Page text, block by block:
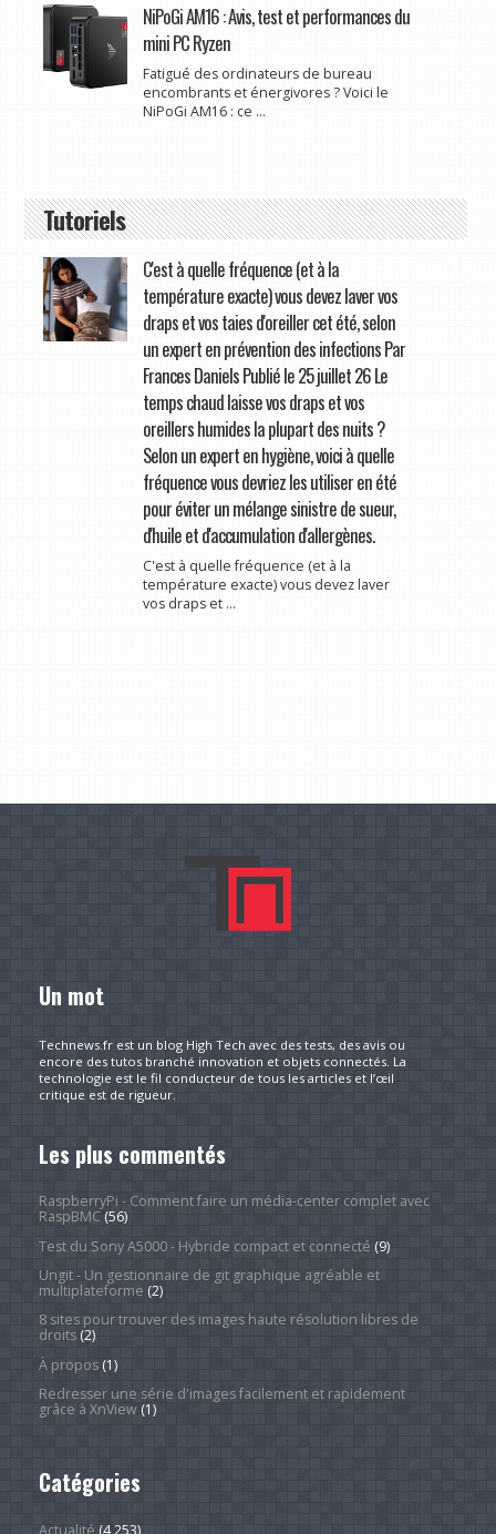
NiPoGi AM16 : Avis, test et performances du
mini PC Ryzen
Fatigué des ordinateurs de bureau
encombrants et énergivores ? Voici le
NiPoGi AM16 : ce ...
Tutoriels
C'est à quelle fréquence (et à la
température exacte) vous devez laver vos
draps et vos taies d'oreiller cet été, selon
un expert en prévention des infections Par
Frances Daniels Publié le 25 juillet 26 Le
temps chaud laisse vos draps et vos
oreillers humides la plupart des nuits ?
Selon un expert en hygiène, voici à quelle
fréquence vous devriez les utiliser en été
pour éviter un mélange sinistre de sueur,
d'huile et d'accumulation d'allergènes.
C'est à quelle fréquence (et à la
température exacte) vous devez laver
vos draps et ...
Un mot
Technews.fr est un blog High Tech avec des tests, des avis ou
encore des tutos branché innovation et objets connectés. La
technologie est le fil conducteur de tous les articles et l’œil
critique est de rigueur.
Les plus commentés
RaspberryPi - Comment faire un média-center complet avec
RaspBMC(56)
Test du Sony A5000 - Hybride compact et connecté (9)
Ungit - Un gestionnaire de git graphique agréable et
multiplateforme (2)
8 sites pour trouver des images haute résolution libres de
droits(2)
À propos(1)
Redresser une série d'images facilement et rapidement
grâce à XnView(1)
Catégories
Actualité (4 253)